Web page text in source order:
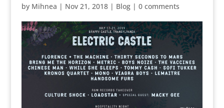
by Mihnea | Nov 21, 2018| Blog| 0 comments